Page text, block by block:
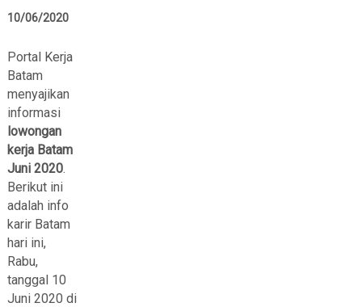
10/06/2020
Portal Kerja
Batam
menyajikan
informasi
lowongan
kerja Batam
Juni 2020.
Berikut ini
adalah info
karir Batam
hari ini,
Rabu,
tanggal 10
Juni 2020 di